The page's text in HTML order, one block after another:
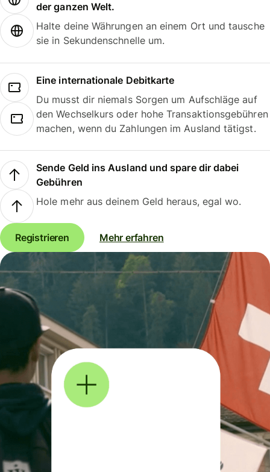
der ganzen Welt.
Halte deine Währungen an einem Ort und tausche
sie in Sekundenschnelle um.
Eine internationale Debitkarte
Du musst dir niemals Sorgen um Aufschläge auf
den Wechselkurs oder hohe Transaktionsgebühren
machen, wenn du Zahlungen im Ausland tätigst.
Sende Geld ins Ausland und spare dir dabei
Gebühren
Hole mehr aus deinem Geld heraus, egal wo.
Registrieren Mehr erfahren